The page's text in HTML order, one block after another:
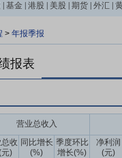
基金 港股 美股 期货 外汇
> 年报季报
报表
营业总收入
收
元)
同比增长
(%)
季度环比
增长(%)
净利润
(元)